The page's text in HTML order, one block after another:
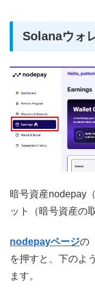
Solanaウォ
暗号資産nodepay
ット（暗号資産の
nodepayページの「
を押すと、下のよ
ます。